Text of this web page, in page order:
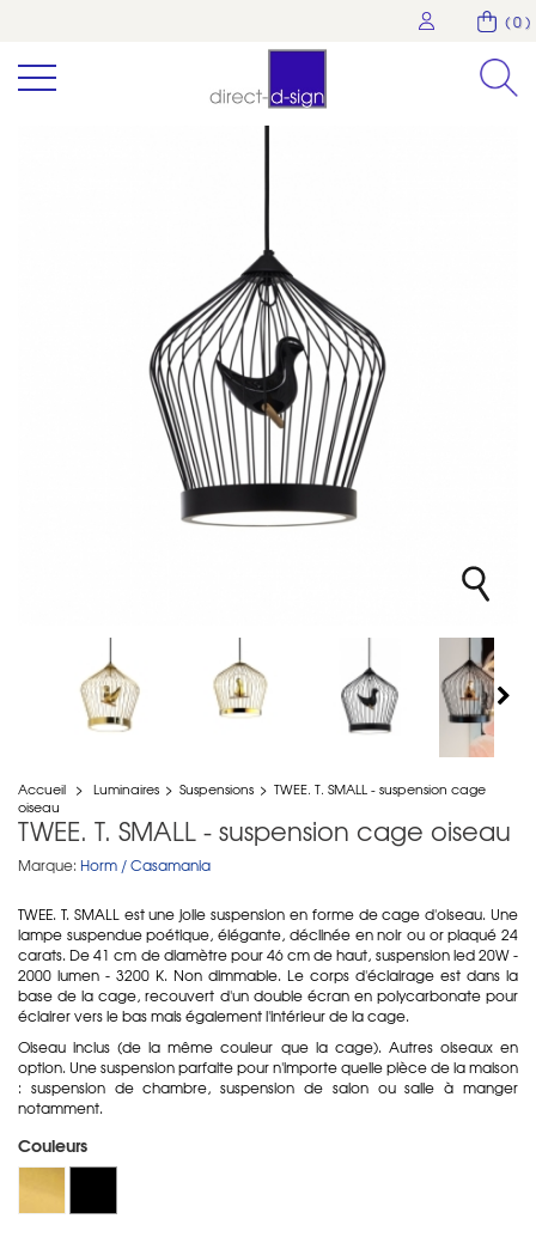
( 0 )
Accueil > Luminaires > Suspensions > TWEE. T. SMALL - suspension cage
oiseau
TWEE. T. SMALL - suspension cage oiseau
Marque: Horm / Casamania
TWEE. T. SMALL est une jolie suspension en forme de cage d'oiseau. Une
lampe suspendue poétique, élégante, déclinée en noir ou or plaqué 24
carats. De 41 cm de diamètre pour 46 cm de haut, suspension led 20W -
2000 lumen - 3200 K. Non dimmable. Le corps d'éclairage est dans la
base de la cage, recouvert d'un double écran en polycarbonate pour
éclairer vers le bas mais également l'intérieur de la cage.
Oiseau inclus (de la même couleur que la cage). Autres oiseaux en
option. Une suspension parfaite pour n'importe quelle pièce de la maison
: suspension de chambre, suspension de salon ou salle à manger
notamment.
Couleurs